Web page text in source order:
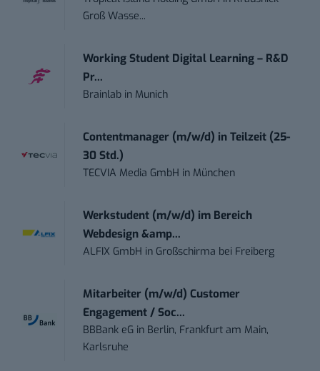
Groß Wasse...
Working Student Digital Learning – R&D
Pr...
Brainlab in Munich
Contentmanager (m/w/d) in Teilzeit (25-
30 Std.)
TECVIA Media GmbH in München
Werkstudent (m/w/d) im Bereich
Webdesign &amp...
ALFIX GmbH in Großschirma bei Freiberg
Mitarbeiter (m/w/d) Customer
Engagement / Soc...
BBBank eG in Berlin, Frankfurt am Main,
Karlsruhe